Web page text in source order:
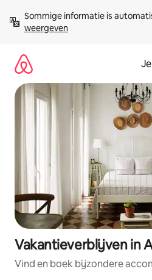
direct
naar
Sommige informatie is
weergeven
Vakantieverblijven in
Vind en boek bijzondere